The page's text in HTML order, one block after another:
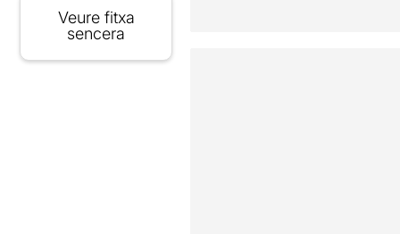
Veure fitxa
sencera